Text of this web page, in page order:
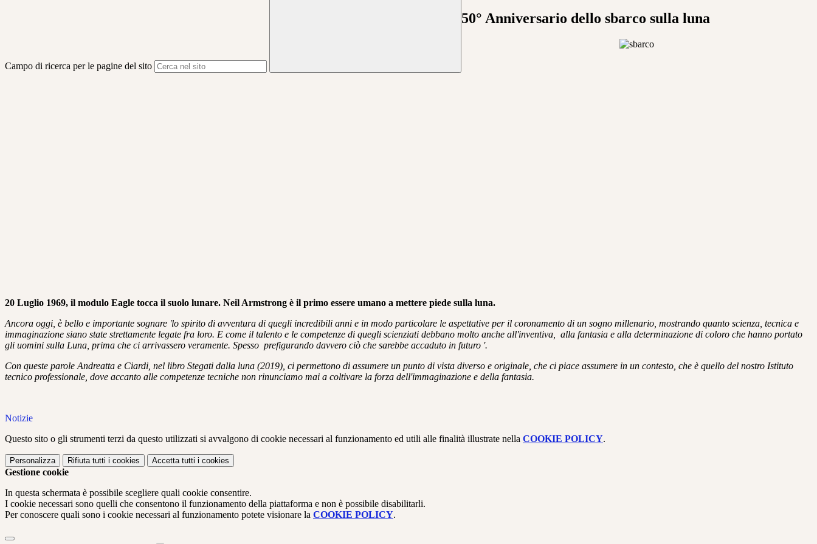
Campo di ricerca per le pagine del sito
50° Anniversario dello sbarco sulla luna
20 Luglio 1969, il modulo Eagle tocca il suolo lunare. Neil Armstrong è il primo essere umano a mettere piede sulla luna.
Ancora oggi, è bello e importante sognare 'lo spirito di avventura di quegli incredibili anni e in modo particolare le aspettative per il coronamento di un sogno millenario, mostrando quanto scienza, tecnica e
immaginazione siano state strettamente legate fra loro. E come il talento e le competenze di quegli scienziati debbano molto anche all'inventiva, alla fantasia e alla determinazione di coloro che hanno portato
gli uomini sulla Luna, prima che ci arrivassero veramente. Spesso prefigurando davvero ciò che sarebbe accaduto in futuro '.
Con queste parole Andreatta e Ciardi, nel libro Stegati dalla luna (2019), ci permettono di assumere un punto di vista diverso e originale, che ci piace assumere in un contesto, che è quello del nostro Istituto
tecnico professionale, dove accanto alle competenze tecniche non rinunciamo mai a coltivare la forza dell'immaginazione e della fantasia.
Notizie
Questo sito o gli strumenti terzi da questo utilizzati si avvalgono di cookie necessari al funzionamento ed utili alle finalità illustrate nella COOKIE POLICY.
Personalizza Rifiuta tutti i cookies Accetta tutti i cookies
Gestione cookie
In questa schermata è possibile scegliere quali cookie consentire.
I cookie necessari sono quelli che consentono il funzionamento della piattaforma e non è possibile disabilitarli.
Per conoscere quali sono i cookie necessari al funzionamento potete visionare la COOKIE POLICY.